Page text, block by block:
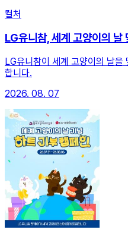
컬처
LG유니참, 세계 고양이의
LG유니참이 세계 고양이의 날을
합니다.
2026. 08. 07